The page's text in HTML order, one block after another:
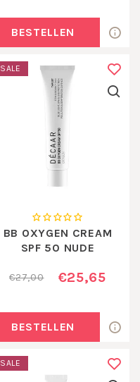
BESTELLEN
SALE
BB OXYGEN CREAM
SPF 50 NUDE
€27,00 €25,65
BESTELLEN
SALE